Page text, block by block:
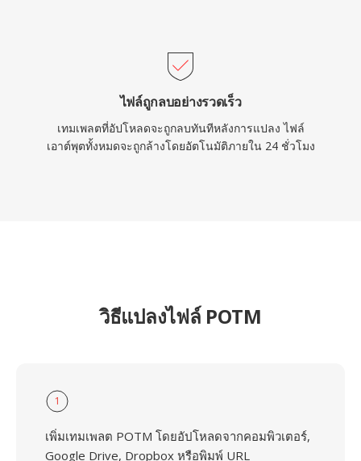
ไฟล์ถูกลบอย่างรวดเร็ว
เทมเพลตที่อัปโหลดจะถูกลบทันทีหลังการแปลง ไฟล์
เอาต์พุตทั้งหมดจะถูกล้างโดยอัตโนมัติภายใน 24 ชั่วโมง
วิธีแปลงไฟล์ POTM
1
เพิ่มเทมเพลต POTM โดยอัปโหลดจากคอมพิวเตอร์,
Google Drive, Dropbox หรือพิมพ์ URL